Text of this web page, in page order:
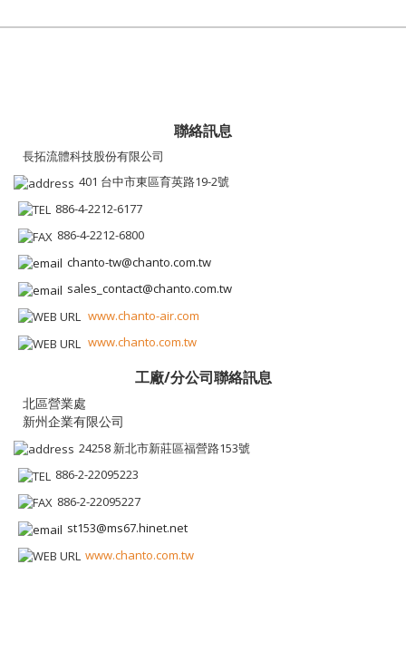
聯絡訊息
長拓流體科技股份有限公司
401 台中市東區育英路19-2號
886-4-2212-6177
886-4-2212-6800
chanto-tw@chanto.com.tw
sales_contact@chanto.com.tw
www.chanto-air.com
www.chanto.com.tw
工廠/分公司聯絡訊息
新州企業有限公司
24258 新北市新莊區福營路153號
886-2-22095223
886-2-22095227
st153@ms67.hinet.net
www.chanto.com.tw